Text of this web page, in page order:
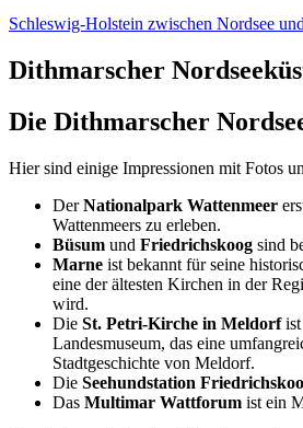
Schleswig-Holstein zwischen Nordsee
Dithmarscher
Die Dithmarscher
Hier sind einige Impressionen mit Fotos
DerNationalpark Wattenmeer
Wattenmeers zu erleben.
Büsum und Friedrichskoog sind
Marne ist bekannt für seine
eine der ältesten Kirchen in der
wird.
Die St. Petri-Kirche in Meldorf
Landesmuseum, das eine
Stadtgeschichte von Meldorf.
Die Seehundstation
Das Multimar Wattforum ist ein